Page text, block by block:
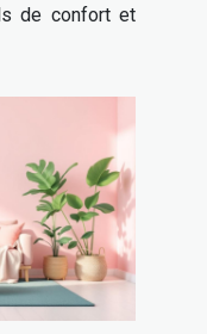
de confort et